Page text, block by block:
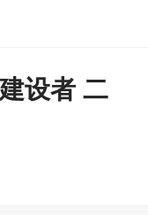
设者 二